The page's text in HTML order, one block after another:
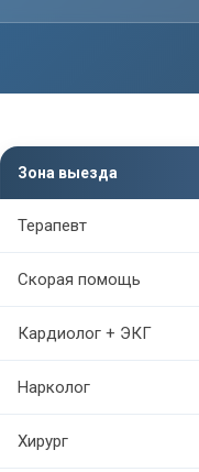
Зона выезда
Терапевт
Скорая помощь
Кардиолог + ЭКГ
Нарколог
Хирург